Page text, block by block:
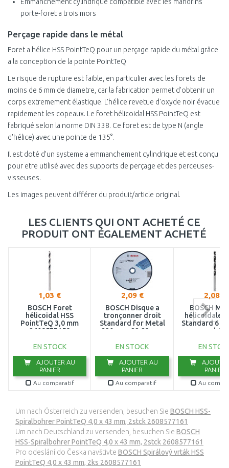
Emmanchement cylindrique compatible avec les mandrins
porte-foret a trois mors
Perçage rapide dans le métal
Foret a hélice HSS PointTeQ pour un perçage rapide du métal grâce
a la conception de la pointe PointTeQ
Le risque de rupture est faible, en particulier avec les forets de
moins de 6 mm de diametre, car la fabrication permet d'obtenir un
corps extremement élastique. L'hélice revetue d'oxyde noir évacue
rapidement les copeaux. Le foret hélicoidal HSS PointTeQ est
fabriqué selon la norme DIN 338. Ce foret est de type N (angle
d'hélice) avec une pointe de 135°.
Il est doté d’un systeme a emmanchement cylindrique et est conçu
pour etre utilisé avec des supports de perçage et des perceuses-
visseuses.
Les images peuvent différer du produit/article original.
LES CLIENTS QUI ONT ACHETÉ CE
PRODUIT ONT ÉGALEMENT ACHETÉ
1,03 €
BOSCH Foret
hélicoidal HSS
PointTeQ 3,0 mm
2608577158
EN STOCK
AJOUTER AU
PANIER
Au comparatif
2,09 €
BOSCH Disque a
tronçonner droit
Standard for Metal
230 mm, 22,23 mm
EN STOCK
AJOUTER AU
PANIER
Au comparatif
2,08 €
BOSCH
hélicoidales
Standard 6 x
mm, d 6
EN
PANIER
Au
Um nach Österreich zu versenden, besuchen Sie BOSCH HSS-
Spiralbohrer PointTeQ 4,0 x 43 mm, 2stck 2608577161
Um nach Deutschland zu versenden, besuchen Sie BOSCH
HSS-Spiralbohrer PointTeQ 4,0 x 43 mm, 2stck 2608577161
Pro odeslání do Česka navštivte BOSCH Spirálový vrták HSS
PointTeQ 4,0 x 43 mm, 2ks 2608577161